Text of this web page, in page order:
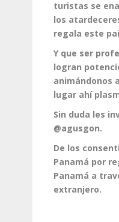
turistas se
los
regala este
Y que ser
logran
animándonos
lugar ahí
Sin duda les
@agusgon.
De los
Panamá por
Panamá a
extranjero.